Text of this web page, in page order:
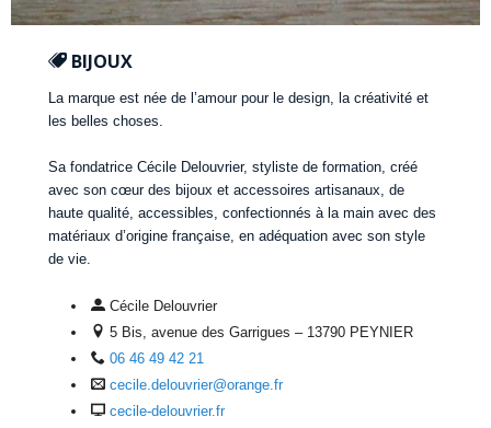
BIJOUX
La marque est née de l’amour pour le design, la créativité et
les belles choses.
Sa fondatrice Cécile Delouvrier, styliste de formation, créé
avec son cœur des bijoux et accessoires artisanaux, de
haute qualité, accessibles, confectionnés à la main avec des
matériaux d’origine française, en adéquation avec son style
de vie.
Cécile Delouvrier
5 Bis, avenue des Garrigues – 13790 PEYNIER
06 46 49 42 21
cecile.delouvrier@orange.fr
cecile-delouvrier.fr